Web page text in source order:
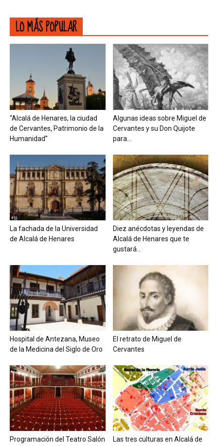
LO MÁS POPULAR
“Alcalá de Henares, la ciudad
de Cervantes, Patrimonio de la
Humanidad”
Algunas ideas sobre Miguel de
Cervantes y su Don Quijote
para...
La fachada de la Universidad
de Alcalá de Henares
Diez anécdotas y leyendas de
Alcalá de Henares que te
gustará...
Hospital de Antezana, Museo
de la Medicina del Siglo de Oro
El retrato de Miguel de
Cervantes
Programación del Teatro Salón
Las tres culturas en Alcalá de